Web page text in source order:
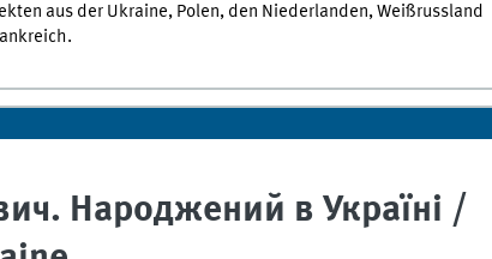
aus der Ukraine, Polen, den Niederlanden, Weißrussland
Народжений в Україні /